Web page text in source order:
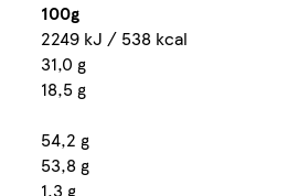
100g
2249 kJ / 538 kcal
31,0 g
18,5 g
54,2 g
53,8 g
1,3 g